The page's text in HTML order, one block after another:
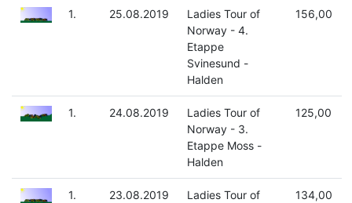
1. 25.08.2019
Ladies Tour of
Norway - 4.
Etappe
Svinesund -
Halden
156,00
1. 24.08.2019
Ladies Tour of
Norway - 3.
Etappe Moss -
Halden
125,00
1. 23.08.2019
Ladies Tour of
134,00